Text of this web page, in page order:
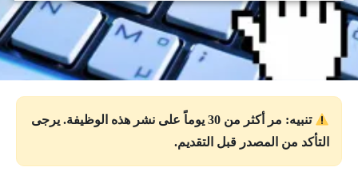
تنبيه: مر أكثر من 30 يوماً على نشر هذه الوظيفة. يرجى
التأكد من المصدر قبل التقديم.